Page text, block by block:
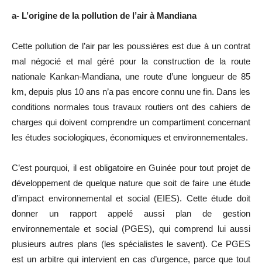
a- L’origine de la pollution de l’air à Mandiana
Cette pollution de l’air par les poussières est due à un contrat
mal négocié et mal géré pour la construction de la route
nationale Kankan-Mandiana, une route d’une longueur de 85
km, depuis plus 10 ans n’a pas encore connu une fin. Dans les
conditions normales tous travaux routiers ont des cahiers de
charges qui doivent comprendre un compartiment concernant
les études sociologiques, économiques et environnementales.
C’est pourquoi, il est obligatoire en Guinée pour tout projet de
développement de quelque nature que soit de faire une étude
d’impact environnemental et social (EIES). Cette étude doit
donner un rapport appelé aussi plan de gestion
environnementale et social (PGES), qui comprend lui aussi
plusieurs autres plans (les spécialistes le savent). Ce PGES
est un arbitre qui intervient en cas d’urgence, parce que tout